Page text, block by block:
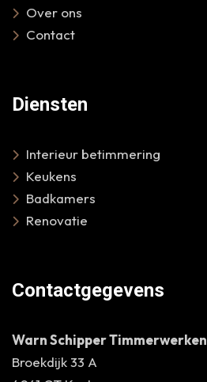
Over ons
Contact
Diensten
Interieur betimmering
Keukens
Badkamers
Renovatie
Contactgegevens
Warn Schipper Timmerwerken
Broekdijk 33 A